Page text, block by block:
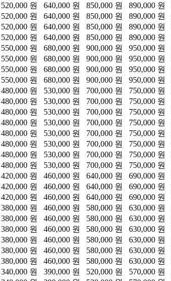
520,000 원 640,000 원 850,000 원 890,000 원
520,000 원 640,000 원 850,000 원 890,000 원
520,000 원 640,000 원 850,000 원 890,000 원
520,000 원 640,000 원 850,000 원 890,000 원
550,000 원 680,000 원 900,000 원 950,000 원
550,000 원 680,000 원 900,000 원 950,000 원
550,000 원 680,000 원 900,000 원 950,000 원
550,000 원 680,000 원 900,000 원 950,000 원
480,000 원 530,000 원 700,000 원 750,000 원
480,000 원 530,000 원 700,000 원 750,000 원
480,000 원 530,000 원 700,000 원 750,000 원
480,000 원 530,000 원 700,000 원 750,000 원
480,000 원 530,000 원 700,000 원 750,000 원
480,000 원 530,000 원 700,000 원 750,000 원
480,000 원 530,000 원 700,000 원 750,000 원
480,000 원 530,000 원 700,000 원 750,000 원
420,000 원 460,000 원 640,000 원 690,000 원
420,000 원 460,000 원 640,000 원 690,000 원
420,000 원 460,000 원 640,000 원 690,000 원
380,000 원 460,000 원 580,000 원 630,000 원
380,000 원 460,000 원 580,000 원 630,000 원
380,000 원 460,000 원 580,000 원 630,000 원
380,000 원 460,000 원 580,000 원 630,000 원
380,000 원 460,000 원 580,000 원 630,000 원
380,000 원 460,000 원 580,000 원 630,000 원
340,000 원 390,000 원 520,000 원 570,000 원